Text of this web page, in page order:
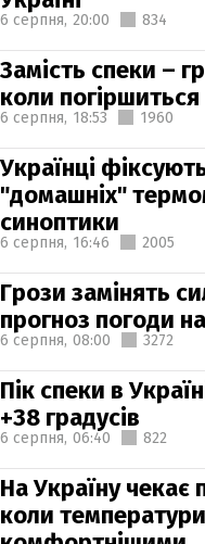
6 серпня, 20:00 834
Замість спеки –
коли
6 серпня, 18:53 1960
Українці
"домашніх"
синоптики
6 серпня, 16:46 2005
Грози замінять
прогноз погоди
6 серпня, 08:00 3272
Пік спеки в
+38 градусів
6 серпня, 06:40 822
На Україну чекає
коли